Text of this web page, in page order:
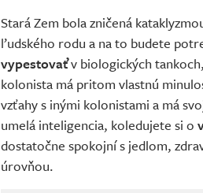
Stará Zem bola zničená
ľudského rodu a na to budete
vypestovaťv biologických
kolonista má pritom vlastnú
vzťahy s inými kolonistami a má
umelá inteligencia, koledujete si o
dostatočne spokojní s jedlom,
úrovňou.